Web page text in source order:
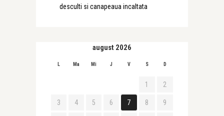
desculti si canapeaua incaltata
august 2026
L Ma Mi J V S D
1 2
3 4 5 6 7 8 9